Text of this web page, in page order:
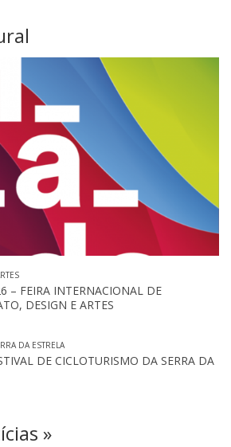
– FEIRA INTERNACIONAL DE
DESIGN E ARTES
DA ESTRELA
DE CICLOTURISMO DA SERRA DA
»